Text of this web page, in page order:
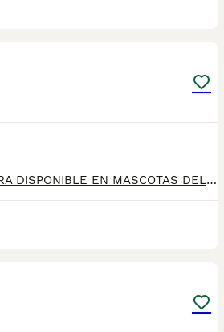
🩷 CHIHUAHUA HEMBRA DISPONIBLE EN MASCOTAS DEL SUR 🩷 Si buscas una compañera pequeña, dulce y llena de personalidad, tenemos disponible una preciosa Chihuahua hembra, criada en ambiente familiar con mucho cariño y los mejores cuidados desde sus primeros días. En Mascotas del Sur contamos con Núcleo Zoológico autorizado, licencia de apertura y código de explotación, garantizando confianza, transparencia y bienestar en cada cachorro. 📍 Sevilla 📞 611 723 226 📸 Instagram: @mimascotasdelsur057 Nuestra cachorrita se entrega: 🐾 Revisada por veterinario. 🐾 Con microchip. 🐾 Pasaporte y cartilla sanitaria. 🐾 Vacunada y desparasitada. 🐾 Contrato con garantías víricas y congénitas. 🚚 Envíos a toda España. (Transporte no incluido en el precio). También disponemos de: 📱 Videollamada antes de la reserva. 🏡 Recogida en nuestras instalaciones. 🔒 Reserva y posibilidad de pago contrareembolso. 💶 El precio publicado es el precio real. Solo buscamos familias responsables que quieran darle un hogar lleno de cariño y dedicación. #Chihuahua #ChihuahuaHembra #ChihuahuaEspaña #CachorrosChihuahua #PerrosDeCompañia #MascotasDelSur057 #MascotasDelSur #CachorrosSevilla #CriaderoAutorizado #NucleoZoologico #PerrosFelices #CachorrosEspaña #AmorAnimal